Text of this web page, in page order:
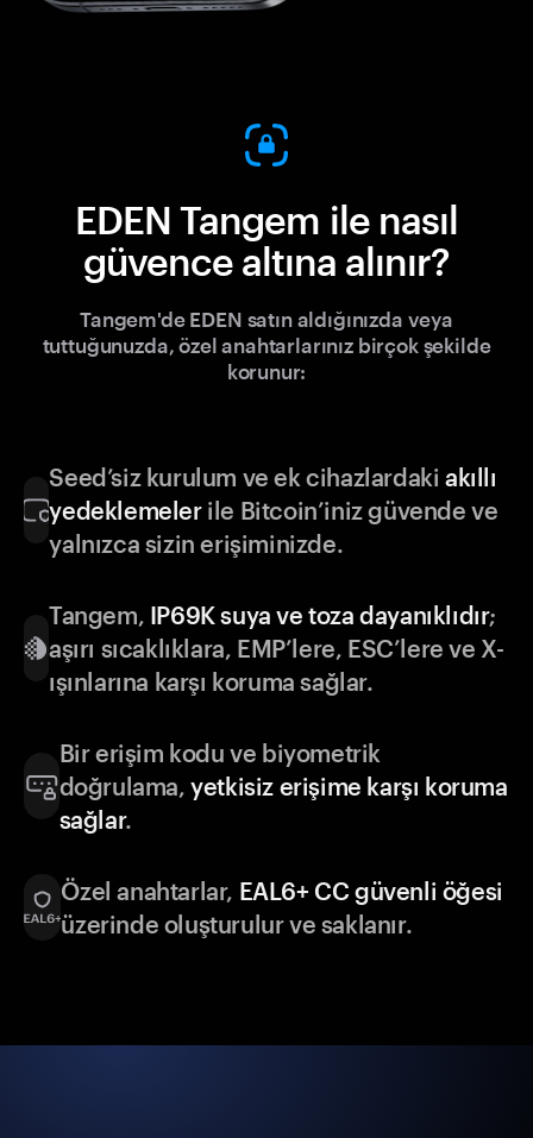
EDEN Tangem ile nasıl
güvence altına alınır?
Tangem'de EDEN satın aldığınızda veya
tuttuğunuzda, özel anahtarlarınız birçok şekilde
korunur:
Seed’siz kurulum ve ek cihazlardakiakıllı
yedeklemelerile Bitcoin’iniz güvende ve
yalnızca sizin erişiminizde.
Tangem, IP69K suya ve toza dayanıklıdır;
aşırı sıcaklıklara, EMP’lere, ESC’lere ve X-
ışınlarına karşı koruma sağlar.
Bir erişim kodu ve biyometrik
doğrulama,yetkisiz erişime karşı koruma
sağlar.
Özel anahtarlar, EAL6+ CC güvenli öğesi
üzerinde oluşturulur ve saklanır.